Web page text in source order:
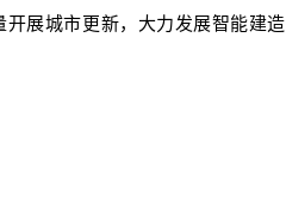
展城市更新，大力发展智能建